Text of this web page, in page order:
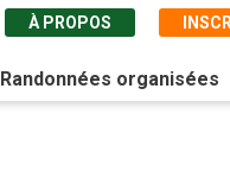
À PROPOS
Randonnées organisées